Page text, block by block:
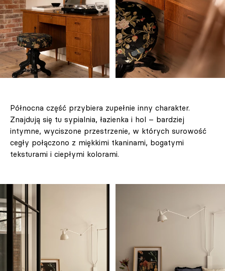
Północna część przybiera zupełnie inny charakter.
Znajdują się tu sypialnia, łazienka i hol – bardziej
intymne, wyciszone przestrzenie, w których surowość
cegły połączono z miękkimi tkaninami, bogatymi
teksturami i ciepłymi kolorami.